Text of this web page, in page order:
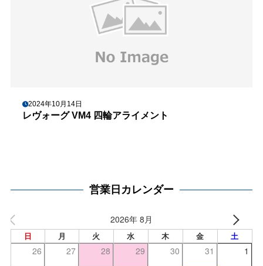
2024年10月14日
レヴォーグ VM4 四輪アライメント
営業日カレンダー
2026年 8月
日 月 火 水 木 金 土
26 27 28 29 30 31 1